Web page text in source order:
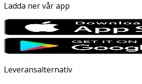
Ladda ner vår app
Leveransalternativ